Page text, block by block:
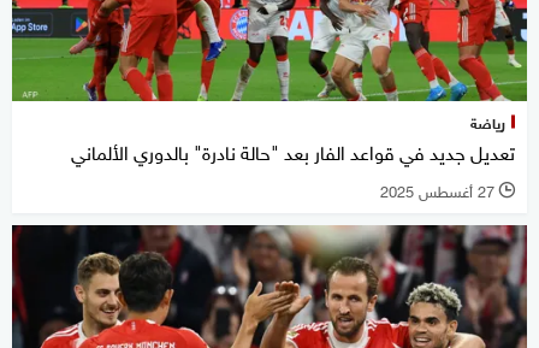
رياضة
تعديل جديد في قواعد الفار بعد "حالة نادرة" بالدوري الألماني
l 27 أغسطس 2025